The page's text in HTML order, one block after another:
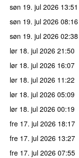
søn 19. jul 2026 13:51
søn 19. jul 2026 08:16
søn 19. jul 2026 02:38
lør 18. jul 2026 21:50
lør 18. jul 2026 16:07
lør 18. jul 2026 11:22
lør 18. jul 2026 05:09
lør 18. jul 2026 00:19
fre 17. jul 2026 18:17
fre 17. jul 2026 13:27
fre 17. jul 2026 07:55